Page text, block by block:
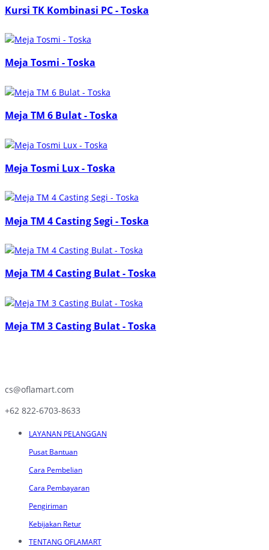
Kursi TK Kombinasi PC - Toska
Meja Tosmi - Toska
Meja TM 6 Bulat - Toska
Meja Tosmi Lux - Toska
Meja TM 4 Casting Segi - Toska
Meja TM 4 Casting Bulat - Toska
Meja TM 3 Casting Bulat - Toska
cs@oflamart.com
+62 822-6703-8633
LAYANAN PELANGGAN
Pusat Bantuan
Cara Pembelian
Cara Pembayaran
Pengiriman
Kebijakan Retur
TENTANG OFLAMART